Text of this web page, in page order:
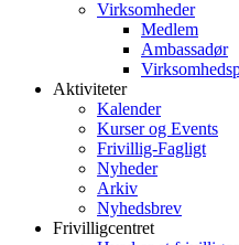
Virksomheder
Medlem
Ambassadør
Aktiviteter
Kalender
Kurser og Events
Frivillig-Fagligt
Nyheder
Arkiv
Nyhedsbrev
Frivilligcentret